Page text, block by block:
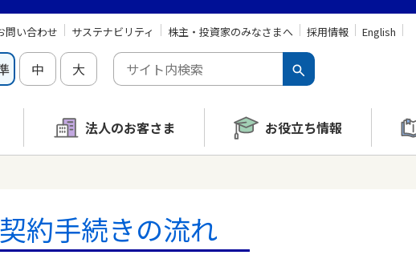
問い合わせ サステナビリティ 株主・投資家のみなさまへ 採用情報 English
中 大
法人のお客さま お役立ち情報
約手続きの流れ